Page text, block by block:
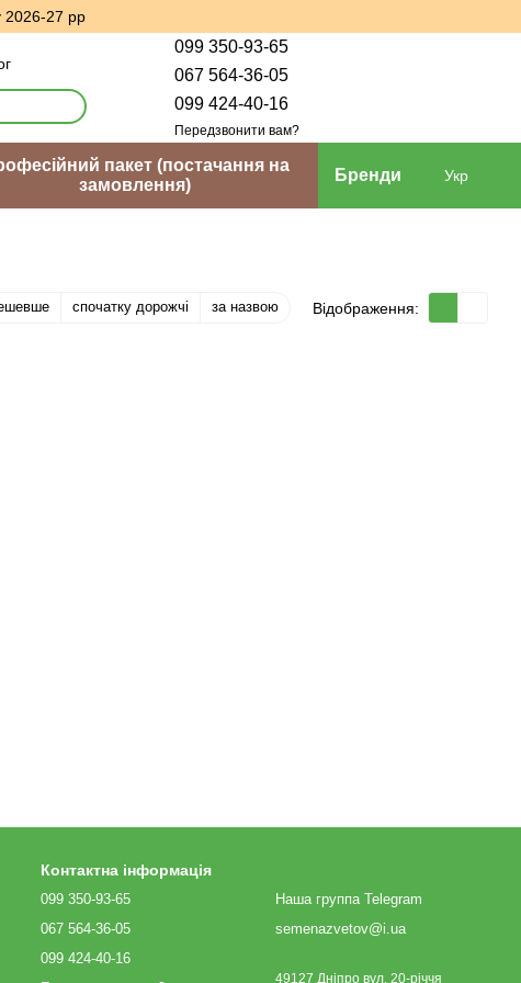
2026-27 рр
099 350-93-65
067 564-36-05
099 424-40-16
Передзвонити вам?
пакет (постачання на
замовлення)
Бренди Укр
спочатку дорожчі за назвою Відображення:
Контактна інформація
099 350-93-65
067 564-36-05
099 424-40-16
Наша группа Telegram
semenazvetov@i.ua
49127 Дніпро вул. 20-річчя